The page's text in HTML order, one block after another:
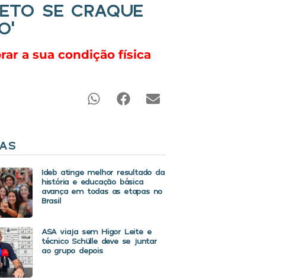
SE CRAQUE
a sua condição física
Ideb atinge melhor resultado da
história e educação básica
avança em todas as etapas no
Brasil
ASA viaja sem Higor Leite e
técnico Schülle deve se juntar
ao grupo depois